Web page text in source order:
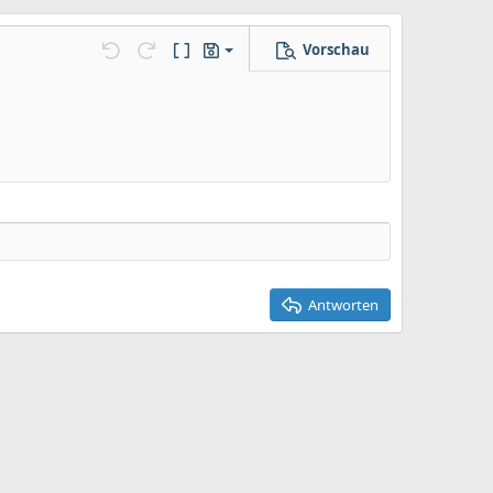
Rückgängig
Wiederholen
BBCode umschalten
Entwürfe
Entwurf speichern
Vorschau
Antworten